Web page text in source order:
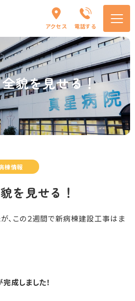
アクセス 電話する
貌を見せる！
棟情報
を見せる！
、この２週間で新病棟建設工事はま
成しました！